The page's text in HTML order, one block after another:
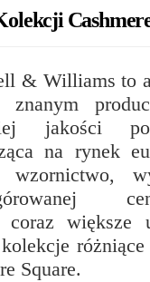
& Williams to
znanym
jakości
na rynek
wzornictwo,
większe
Square.